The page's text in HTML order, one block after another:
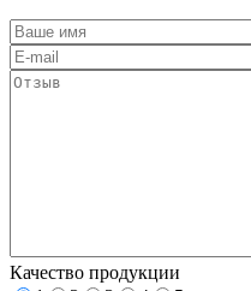
Качество продукции